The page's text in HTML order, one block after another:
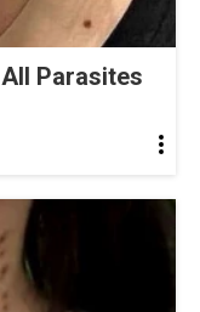
Parasites